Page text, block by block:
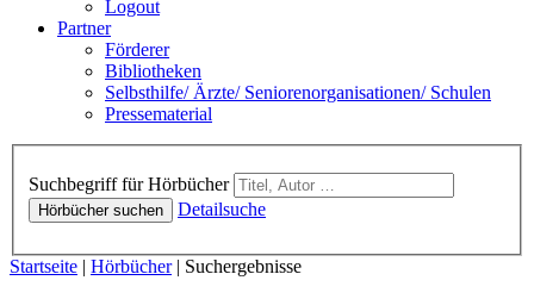
Logout
Partner
Förderer
Bibliotheken
Selbsthilfe/ Ärzte/ Seniorenorganisationen/ Schulen
Pressematerial
Suchbegriff für Hörbücher
Hörbücher suchen Detailsuche
Sie sind hier:
Startseite | Hörbücher| Suchergebnisse